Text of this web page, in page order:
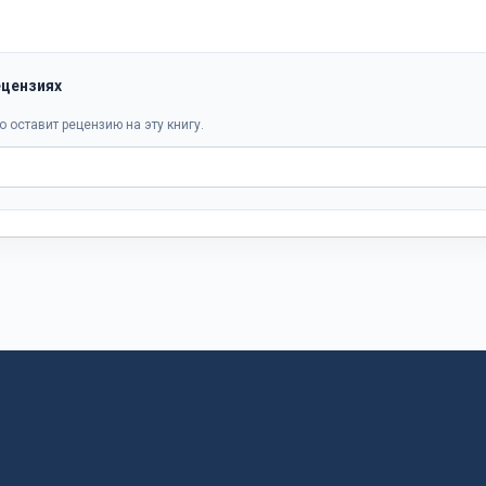
оставит рецензию на эту книгу.